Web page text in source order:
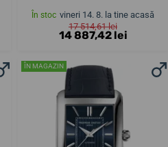
În stoc vineri 14. 8. la tine acasă
17 514,61 lei
14 887,42 lei
ÎN MAGAZIN